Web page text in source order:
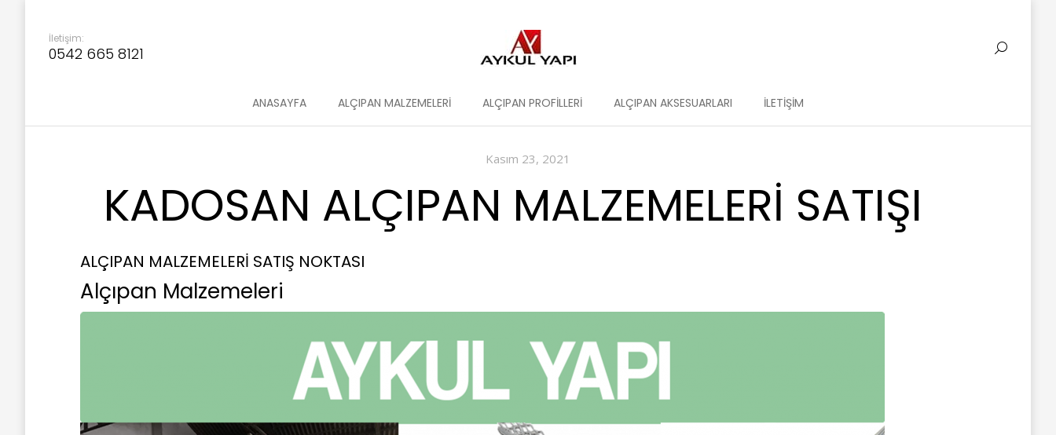
İletişim:
0542 665 8121
ANASAYFA ALÇIPAN MALZEMELERI ALÇIPAN PROFILLERI ALÇIPAN AKSESUARLARI İLETIŞIM
Kasım 23, 2021
KADOSAN ALÇIPAN MALZEMELERI SATIŞI
ALÇIPAN MALZEMELERİ SATIŞ NOKTASI
Alçıpan Malzemeleri